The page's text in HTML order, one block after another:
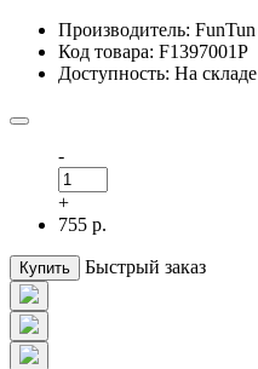
Производитель: FunTun
Код товара: F1397001Р
Доступность: На складе
-
+
755 р.
Купить Быстрый заказ